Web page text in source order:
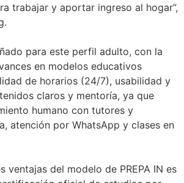
trabajar y aportar ingreso al hogar”,
para este perfil adulto, con la
en modelos educativos
de horarios (24/7), usabilidad y
claros y mentoría, ya que
humano con tutores y
atención por WhatsApp y clases en
ventajas del modelo de PREPA IN es